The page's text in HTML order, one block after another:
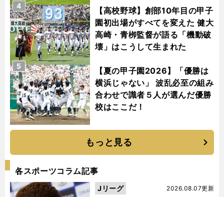
【高校野球】創部10年目の甲子
園初出場がすべてを変えた 健大
高崎・青栁監督が語る「機動破
壊」はこうして生まれた
4
【夏の甲子園2026】「優勝は
横浜じゃない」 波乱必至の組み
合わせで識者５人が選んだ優勝
校はここだ！
5
もっと見る
各スポーツコラム記事
2026.08.07更新
Jリーグ